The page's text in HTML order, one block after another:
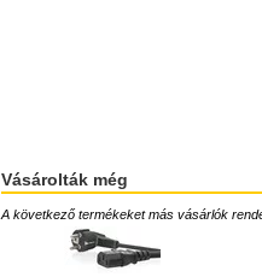
Vásárolták még
A következő termékeket más vásárlók